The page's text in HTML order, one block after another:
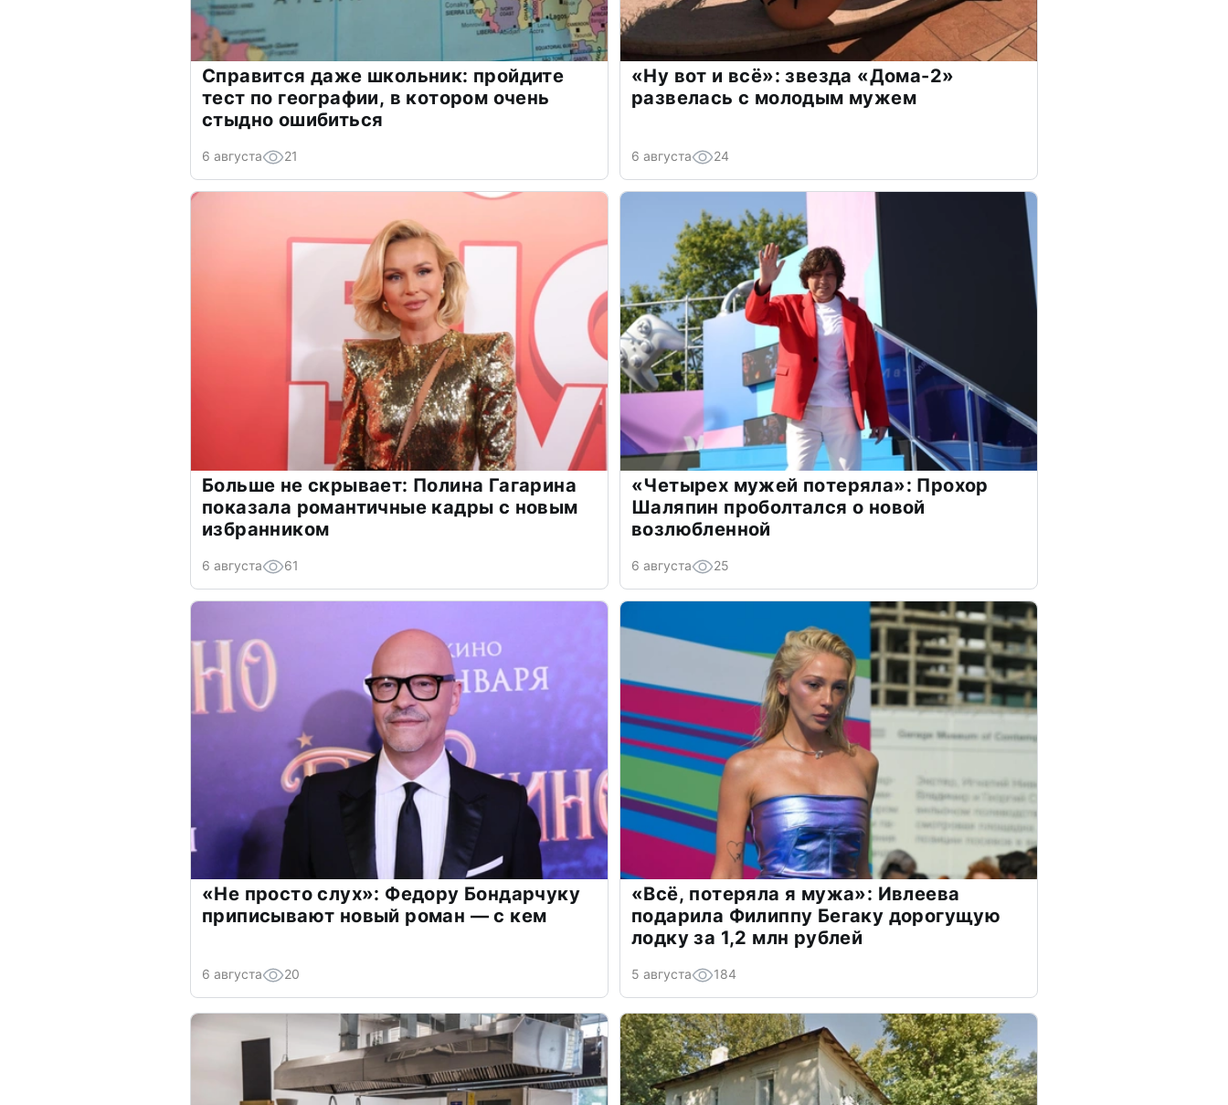
Справится даже школьник: пройдите
тест по географии, в котором очень
стыдно ошибиться
6 августа 21
«Ну вот и всё»: звезда «Дома-2»
развелась с молодым мужем
6 августа 24
Больше не скрывает: Полина Гагарина
показала романтичные кадры с новым
избранником
6 августа 61
«Четырех мужей потеряла»: Прохор
Шаляпин проболтался о новой
возлюбленной
6 августа 25
«Не просто слух»: Федору Бондарчуку
приписывают новый роман — с кем
6 августа 20
«Всё, потеряла я мужа»: Ивлеева
подарила Филиппу Бегаку дорогущую
лодку за 1,2 млн рублей
5 августа 184